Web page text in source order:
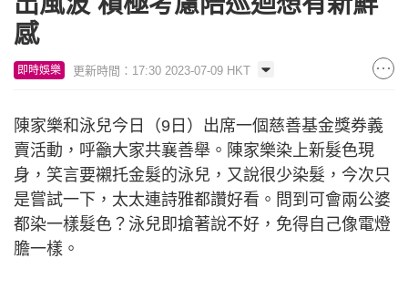
感
即時娛樂 更新時間：17:30 2023-07-09 HKT
陳家樂和泳兒今日（9日）出席一個慈善基金獎券義
賣活動，呼籲大家共襄善舉。陳家樂染上新髮色現
身，笑言要襯托金髮的泳兒，又說很少染髮，今次只
是嘗試一下，太太連詩雅都讚好看。問到可會兩公婆
都染一樣髮色？泳兒即搶著說不好，免得自己像電燈
膽一樣。